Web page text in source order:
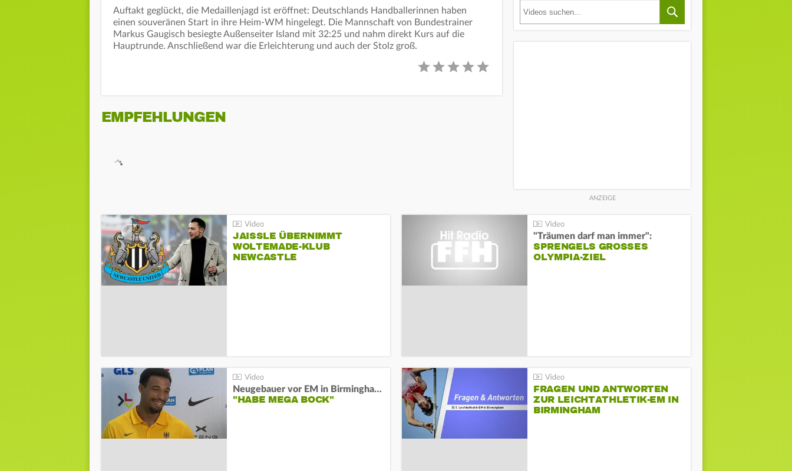
Auftakt geglückt, die Medaillenjagd ist eröffnet: Deutschlands Handballerinnen haben
einen souveränen Start in ihre Heim-WM hingelegt. Die Mannschaft von Bundestrainer
Markus Gaugisch besiegte Außenseiter Island mit 32:25 und nahm direkt Kurs auf die
Hauptrunde. Anschließend war die Erleichterung und auch der Stolz groß.
EMPFEHLUNGEN
JAISSLE ÜBERNIMMT
WOLTEMADE-KLUB
NEWCASTLE
"Träumen darf man immer":
SPRENGELS GROSSES O
LYMPIA-ZIEL
Neugebauer vor EM in Birmingham:
"HABE MEGA BOCK"
FRAGEN UND ANTWORTEN
ZUR LEICHTATHLETIK-EM IN
BIRMINGHAM